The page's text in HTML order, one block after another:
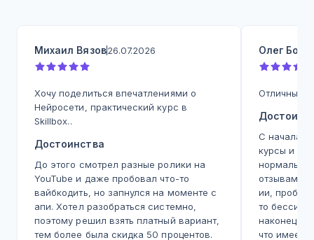
Михаил Вязов26.07.2026
Хочу поделиться впечатлениями о
Нейросети, практический курс в
Skillbox..
Достоинства
До этого смотрел разные ролики на
YouTube и даже пробовал что-то
вайбкодить, но запнулся на моменте с
апи. Хотел разобраться системно,
поэтому решил взять платный вариант,
тем более была скидка 50 процентов.
Олег
Отличный
С начала
курсы и
отзывам,
ии,
то
наконец
что имеем.